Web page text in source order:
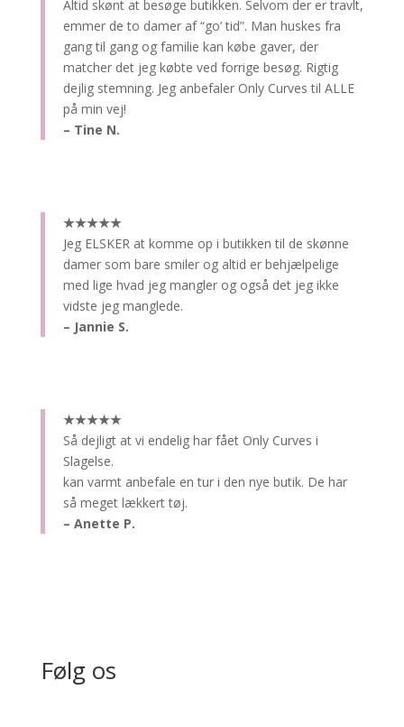
Altid skønt at besøge butikken. Selvom der er travlt,
emmer de to damer af “go’ tid”. Man huskes fra
gang til gang og familie kan købe gaver, der
matcher det jeg købte ved forrige besøg. Rigtig
dejlig stemning. Jeg anbefaler Only Curves til ALLE
på min vej!
– Tine N.
★★★★★
Jeg ELSKER at komme op i butikken til de skønne
damer som bare smiler og altid er behjælpelige
med lige hvad jeg mangler og også det jeg ikke
vidste jeg manglede.
– Jannie S.
★★★★★
Så dejligt at vi endelig har fået Only Curves i
Slagelse.
kan varmt anbefale en tur i den nye butik. De har
så meget lækkert tøj.
– Anette P.
Følg os